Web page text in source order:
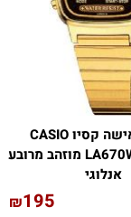
שעון לאישה קסיו CASIO
LA670WGA-1UWD מוזהב מרובע
אנלוגי
₪195